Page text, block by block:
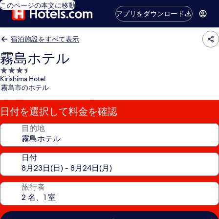
このページの本文に移動
アプリをダウンロード
宿泊施設をすべて表示
霧島ホテル
3.5
つ
星
宿
泊
施
Kirishima Hotel
霧島市のホテル
日付を選択して料金を確認
目的地
日付
旅行者